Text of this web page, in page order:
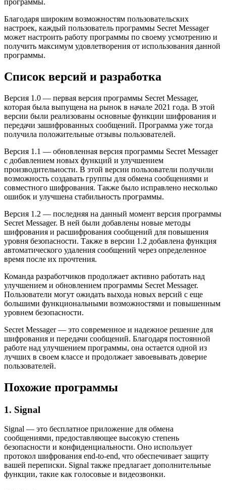
программы.
Благодаря широким возможностям пользовательских
настроек, каждый пользователь программы Secret Messager
может настроить работу программы по своему усмотрению и
получить максимум удовлетворения от использования данной
программы.
Список версий и разработка
Версия 1.0 — первая версия программы Secret Messager,
которая была выпущена на рынок в начале 2021 года. В этой
версии были реализованы основные функции шифрования и
передачи зашифрованных сообщений. Программа уже тогда
получила положительные отзывы пользователей.
Версия 1.1 — обновленная версия программы Secret Messager
с добавлением новых функций и улучшением
производительности. В этой версии пользователи получили
возможность создавать группы для обмена сообщениями и
совместного шифрования. Также было исправлено несколько
ошибок и улучшена стабильность программы.
Версия 1.2 — последняя на данный момент версия программы
Secret Messager. В ней были добавлены новые методы
шифрования и расшифрования сообщений для повышения
уровня безопасности. Также в версии 1.2 добавлена функция
автоматического удаления сообщений через определенное
время после их прочтения.
Команда разработчиков продолжает активно работать над
улучшением и обновлением программы Secret Messager.
Пользователи могут ожидать выхода новых версий с еще
большими функциональными возможностями и повышенным
уровнем безопасности.
Secret Messager — это современное и надежное решение для
шифрования и передачи сообщений. Благодаря постоянной
работе над улучшением программы, она остается одной из
лучших в своем классе и продолжает завоевывать доверие
пользователей.
Похожие программы
1. Signal
Signal — это бесплатное приложение для обмена
сообщениями, предоставляющее высокую степень
безопасности и конфиденциальности. Оно использует
протокол шифрования end-to-end, что обеспечивает защиту
вашей переписки. Signal также предлагает дополнительные
функции, такие как голосовые и видеозвонки.